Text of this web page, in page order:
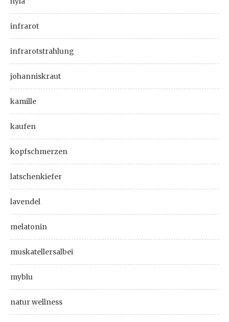
infrarot
infrarotstrahlung
johanniskraut
kamille
kaufen
kopfschmerzen
latschenkiefer
lavendel
melatonin
muskatellersalbei
myblu
natur wellness